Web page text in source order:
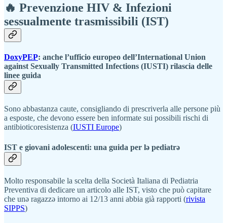
🔥 Prevenzione HIV & Infezioni
sessualmente trasmissibili (IST)
DoxyPEP: anche l’ufficio europeo dell’International Union
against Sexually Transmitted Infections (IUSTI) rilascia delle
linee guida
Sono abbastanza caute, consigliando di prescriverla alle persone più
a esposte, che devono essere ben informate sui possibili rischi di
antibioticoresistenza (IUSTI Europe)
IST e giovani adolescenti: una guida per lə pediatrə
Molto responsabile la scelta della Società Italiana di Pediatria
Preventiva di dedicare un articolo alle IST, visto che può capitare
che unə ragazzə intorno ai 12/13 anni abbia già rapporti (rivista
SIPPS)